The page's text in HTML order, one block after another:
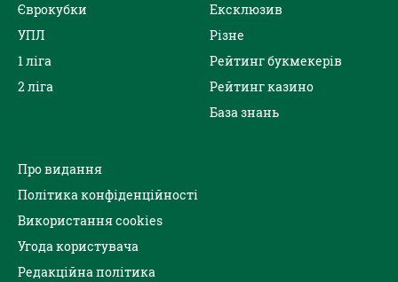
Єврокубки
УПЛ
1 ліга
2 ліга
Ексклюзив
Різне
Рейтинг букмекерів
Рейтинг казино
База знань
Про видання
Політика конфіденційності
Використання cookies
Угода користувача
Редакційна політика